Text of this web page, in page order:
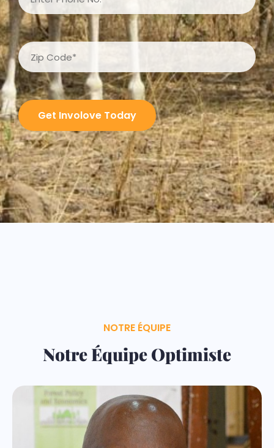
NOTRE ÉQUIPE
Notre Équipe Optimiste